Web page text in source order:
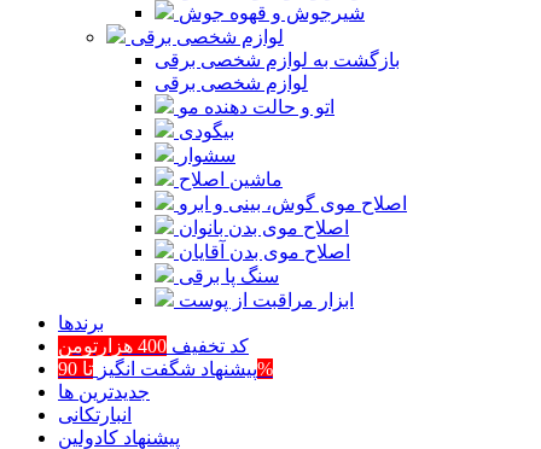
شیرجوش و قهوه جوش
لوازم شخصی برقی
بازگشت به لوازم شخصی برقی
لوازم شخصی برقی
اتو و حالت دهنده مو
بیگودی
سشوار
ماشین اصلاح
اصلاح موی گوش، بینی و ابرو
اصلاح موی بدن بانوان
اصلاح موی بدن آقایان
سنگ پا برقی
ابزار مراقبت از پوست
برند‌ها
کد تخفیف 400 هزارتومن
پیشنهاد شگفت انگیزتا 90%
جدیدترین ها
انبارتکانی
پیشنهاد کادولین